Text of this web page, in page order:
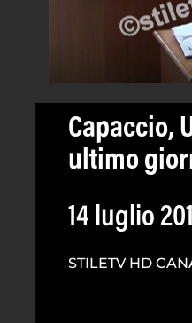
Capaccio,
ultimo
14 luglio
STILETV HD